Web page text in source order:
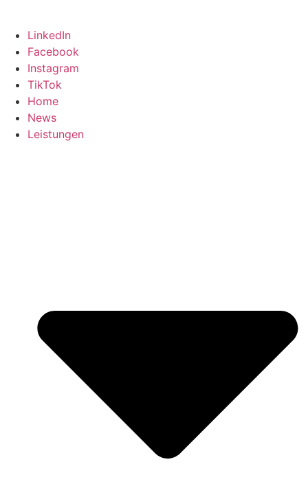
LinkedIn
Facebook
Instagram
TikTok
Home
News
Leistungen